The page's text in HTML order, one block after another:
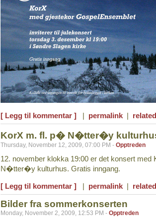
[ Legg til kommentar ] | permalink |
KorX m. fl. p� N�tter�y
Thursday, November 12, 2009, 07:00 PM - Opptreden
12. november klokka 19:00 er det konsert
N�tter�y kulturhus. Gratis inngang.
[ Legg til kommentar ] | permalink |
Bilder fra sommerkonserten
Monday, November 2, 2009, 12:53 PM - Opptreden